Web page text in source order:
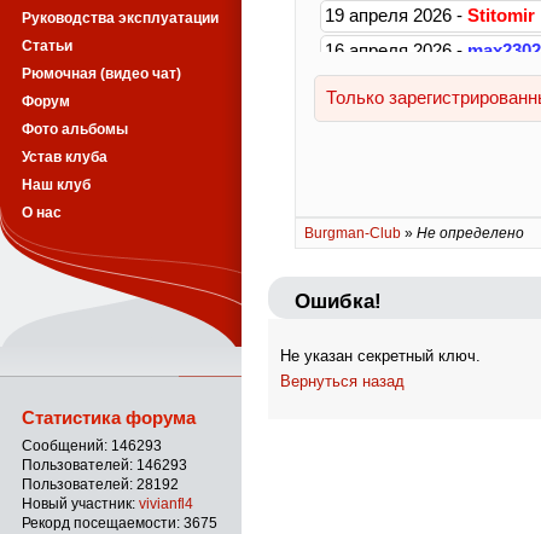
Burgman-Club » Не определено
Ошибка!
Не указан секретный ключ.
Вернуться назад
Руководства эксплуатации
Статьи
Рюмочная (видео чат)
Форум
Фото альбомы
Устав клуба
Наш клуб
О нас
Статистика форума
Сообщений: 146293
Пользователей: 146293
Пользователей: 28192
Новый участник: vivianfl4
Рекорд посещаемости: 3675